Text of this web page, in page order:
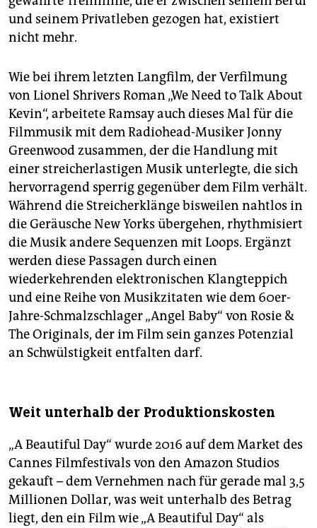
und seinem Privatleben gezogen hat, existiert
nicht mehr.
Wie bei ihrem letzten Langfilm, der Verfilmung
von Lionel Shrivers Roman „We Need to Talk About
Kevin“, arbeitete Ramsay auch dieses Mal für die
Filmmusik mit dem Radiohead-Musiker Jonny
Greenwood zusammen, der die Handlung mit
einer streicherlastigen Musik unterlegte, die sich
hervorragend sperrig gegenüber dem Film verhält.
Während die Streicherklänge bisweilen nahtlos in
die Geräusche New Yorks übergehen, rhythmisiert
die Musik andere Sequenzen mit Loops. Ergänzt
werden diese Passagen durch einen
wiederkehrenden elektronischen Klangteppich
und eine Reihe von Musikzitaten wie dem 60er-
Jahre-Schmalzschlager „Angel Baby“ von Rosie &
The Originals, der im Film sein ganzes Potenzial
an Schwülstigkeit entfalten darf.
Weit unterhalb der Produktionskosten
„A Beautiful Day“ wurde 2016 auf dem Market des
Cannes Filmfestivals von den Amazon Studios
gekauft – dem Vernehmen nach für gerade mal 3,5
Millionen Dollar, was weit unterhalb des Betrag
liegt, den ein Film wie „A Beautiful Day“ als